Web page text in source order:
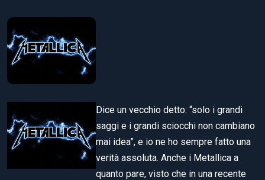
Dice un vecchio detto: “solo i grandi
saggi e i grandi sciocchi non cambiano
mai idea”, e io ne ho sempre fatto una
verità assoluta. Anche i Metallica a
quanto pare, visto che in una recente